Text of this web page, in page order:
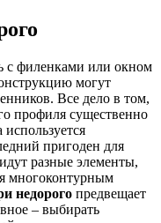
с филенками или окном
могут
Все дело в том,
профиля существенно
пригоден для
разные элементы,
многоконтурным
недорого предвещает
– выбирать